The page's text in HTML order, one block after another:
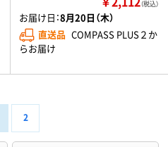
（税込）
お届け日：8月20日（木）
直送品 COMPASS PLUS２か
らお届け
2